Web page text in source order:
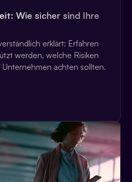
Wie sicher sind Ihre
erklärt: Erfahren
werden, welche Risiken
achten sollten.